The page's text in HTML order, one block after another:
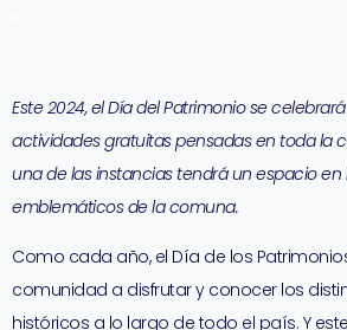
Este 2024, el Día del Patrimonio se
actividades gratuitas pensadas en toda la
una de las instancias tendrá un espacio en
emblemáticos de la comuna.
Como cada año, el Día de los
comunidad a disfrutar y conocer los
históricos a lo largo de todo el país. Y